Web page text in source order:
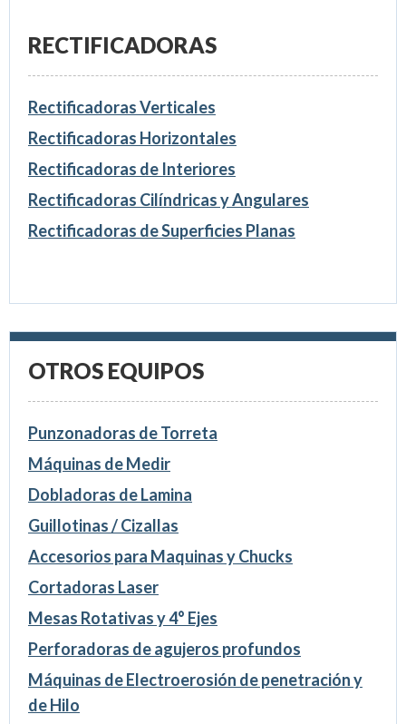
RECTIFICADORAS
Rectificadoras Verticales
Rectificadoras Horizontales
Rectificadoras de Interiores
Rectificadoras Cilíndricas y Angulares
Rectificadoras de Superficies Planas
OTROS EQUIPOS
Punzonadoras de Torreta
Máquinas de Medir
Dobladoras de Lamina
Guillotinas / Cizallas
Accesorios para Maquinas y Chucks
Cortadoras Laser
Mesas Rotativas y 4° Ejes
Perforadoras de agujeros profundos
Máquinas de Electroerosión de penetración y
de Hilo